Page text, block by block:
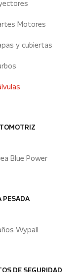
Motores
y cubiertas
Blue Power
PESADA
Wypall